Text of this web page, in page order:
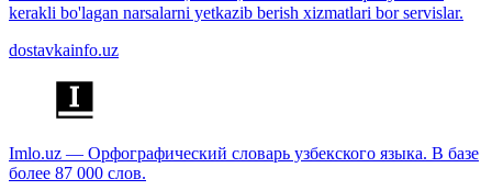
kerakli bo'lagan narsalarni yetkazib berish xizmatlari bor servislar.
dostavkainfo.uz
Imlo.uz — Орфографический словарь узбекского языка. В базе
более 87 000 слов.